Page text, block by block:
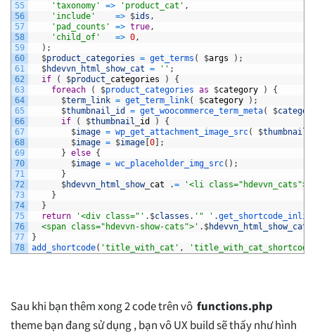
55
56
57
58
59
60
61
62
63
64
65
66
67
68
69
70
71
72
73
74
75
76
77
78
'taxonomy'
=> 'product_cat' ,
'include'
=> $ids ,
'pad_counts'
=> true ,
'child_of'
=> 0 ,
) ;
$product_categories = get_terms ( $args ) ;
$hdevvn_html_show_cat = '' ;
if
( $product categories )
{
foreach
( $product_categories as $category )
{
$term_link = get_term_link( $category ) ;
$thumbnail_id = get_woocommerce_term_meta( $
if
( $thumbnail id )
{
$image = wp_get_attachment_image_src( $
$image = $image [0] ;
} else {
$image = wc_placeholder_img_src( ) ;
}
$hdevvn_html_show_ cat .=
'<li
}
}
return
'<div class="' . $classes . '" ' .
<span class="hdevvn-show-cats">' . $hdevvn_html_show_cat
}
add_shortcode( 'title_with_cat' ,
Sau khi bạn thêm xong 2 code trên vô functions.php
theme bạn đang sử dụng , bạn vô UX build sẽ thấy như hình